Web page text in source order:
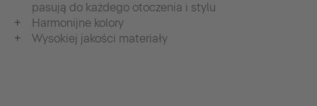
pasują do każdego otoczenia i stylu
Harmonijne kolory
Wysokiej jakości materiały